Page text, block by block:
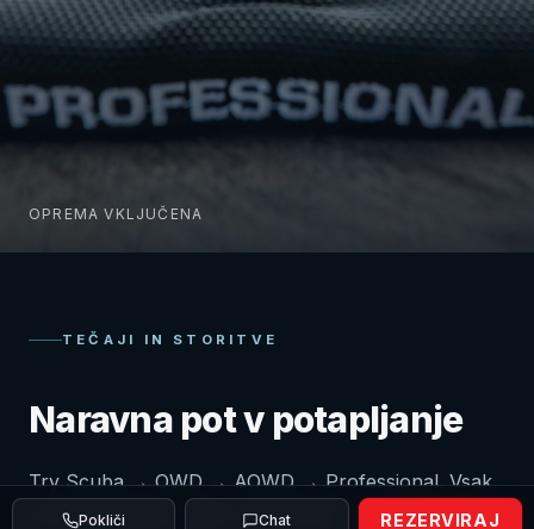
OPREMA VKLJUČENA
TEČAJI IN STORITVE
Naravna pot v potapljanje
Try Scuba → OWD → AOWD → Professional. Vsak
korak v svojem tempu, z istimi inštruktorji.
Pokliči Chat REZERVIRAJ